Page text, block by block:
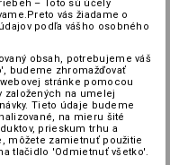
– Toto sú účely
vás žiadame o
podľa vášho osobného
obsah, potrebujeme váš
budeme zhromažďovať
stránke pomocou
založených na umelej
Tieto údaje budeme
na mieru šité
prieskum trhu a
môžete zamietnuť použitie
tlačidlo 'Odmietnuť všetko'.